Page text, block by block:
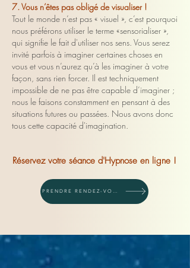
7. Vous n’êtes pas obligé de visualiser !
Tout le monde n’est pas « visuel », c’est pourquoi
nous préférons utiliser le terme «sensorialiser »,
qui signifie le fait d'utiliser nos sens. Vous serez
invité parfois à imaginer certaines choses en
vous et vous n’aurez qu’à les imaginer à votre
façon, sans rien forcer. Il est techniquement
impossible de ne pas être capable d’imaginer ;
nous le faisons constamment en pensant à des
situations futures ou passées. Nous avons donc
tous cette capacité d'imagination.
Réservez votre séance d'Hypnose en ligne !
PRENDRE RENDEZ-VOUS